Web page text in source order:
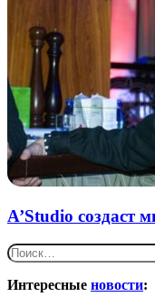
A’Studio создаст
Найти:
Интересные новости: